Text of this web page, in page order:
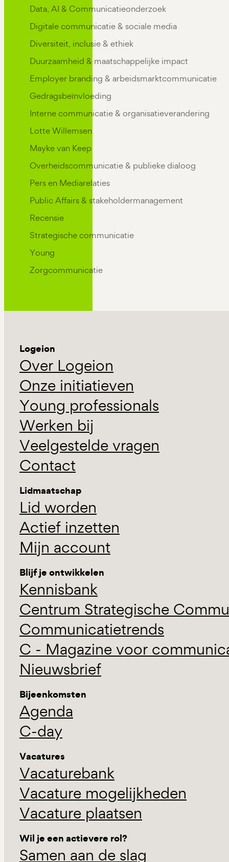
Data, AI & Communicatieonderzoek
Digitale communicatie & sociale media
Diversiteit, inclusie & ethiek
Duurzaamheid & maatschappelijke impact
Employer branding & arbeidsmarktcommunicatie
Gedragsbeïnvloeding
Interne communicatie & organisatieverandering
Lotte Willemsen
Mayke van Keep
Overheidscommunicatie & publieke dialoog
Pers en Mediarelaties
Public Affairs & stakeholdermanagement
Recensie
Strategische communicatie
Young
Zorgcommunicatie
Logeion
Over Logeion
Onze initiatieven
Young professionals
Werken bij
Veelgestelde vragen
Contact
Lidmaatschap
Lid worden
Actief inzetten
Mijn account
Blijf je ontwikkelen
Kennisbank
Centrum Strategische
Communicatietrends
C - Magazine voor
Nieuwsbrief
Bijeenkomsten
Agenda
C-day
Vacatures
Vacaturebank
Vacature mogelijkheden
Vacature plaatsen
Wil je een actievere rol?
Samen aan de slag